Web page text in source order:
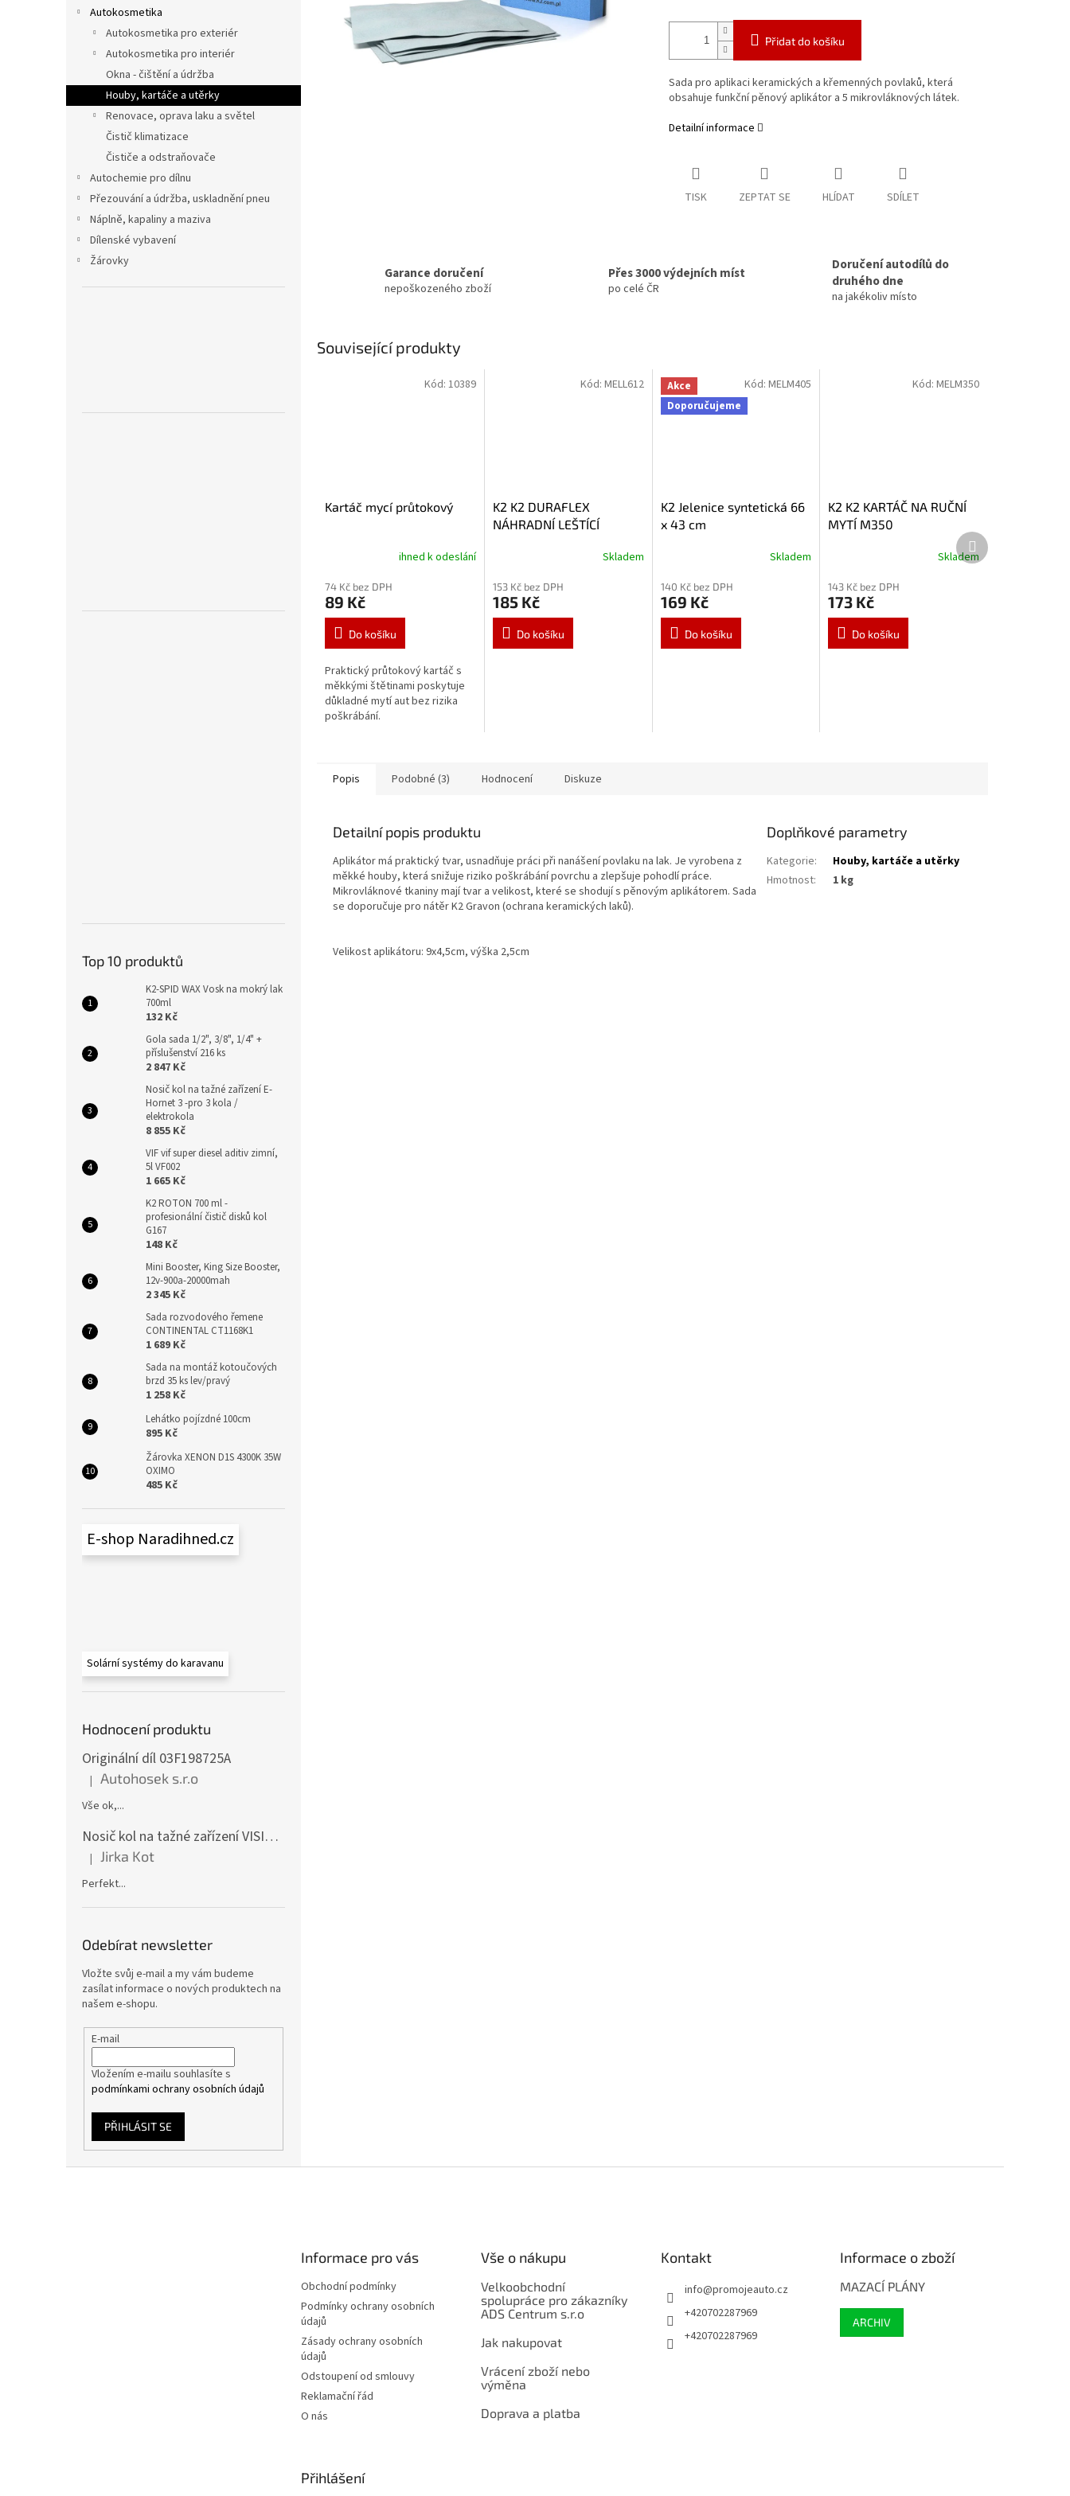
Autokosmetika
Autokosmetika pro exteriér
Autokosmetika pro interiér
Okna - čištění a údržba
Houby, kartáče a utěrky
Renovace, oprava laku a světel
Čistič klimatizace
Čističe a odstraňovače
Autochemie pro dílnu
Přezouvání a údržba, uskladnění pneu
Náplně, kapaliny a maziva
Dílenské vybavení
Žárovky
Top 10 produktů
K2-SPID WAX Vosk na mokrý lak
700ml
132 Kč
Gola sada 1/2", 3/8", 1/4" +
příslušenství 216 ks
2 847 Kč
Nosič kol na tažné zařízení E-
Hornet 3 -pro 3 kola /
elektrokola
8 855 Kč
VIF vif super diesel aditiv zimní,
5l VF002
1 665 Kč
K2 ROTON 700 ml -
profesionální čistič disků kol
G167
148 Kč
Mini Booster, King Size Booster,
12v-900a-20000mah
2 345 Kč
Sada rozvodového řemene
CONTINENTAL CT1168K1
1 689 Kč
Sada na montáž kotoučových
brzd 35 ks lev/pravý
1 258 Kč
Lehátko pojízdné 100cm
895 Kč
Žárovka XENON D1S 4300K 35W
OXIMO
485 Kč
E-shop Naradihned.cz
Solární systémy do karavanu
Hodnocení produktu
Originální díl 03F198725A
Hodnocení produktu je 5 z 5 hvězdiček.
| Autohosek s.r.o
Vše ok,...
Nosič kol na tažné zařízení VISION 4 - pro 4 kola CF19591-4EFA
Hodnocení produktu je 5 z 5 hvězdiček.
| Jirka Kot
Perfekt...
Odebírat newsletter
Vložte svůj e-mail a my vám budeme
zasílat informace o nových produktech na
našem e-shopu.
E-mail
Vložením e-mailu souhlasíte s
podmínkami ochrany osobních údajů
PŘIHLÁSIT SE
Přidat do košíku
Sada pro aplikaci keramických a křemenných povlaků, která
obsahuje funkční pěnový aplikátor a 5 mikrovláknových látek.
Detailní informace
TISK ZEPTAT SE HLÍDAT SDÍLET
Garance doručení
nepoškozeného zboží
Přes 3000 výdejních míst
po celé ČR
Doručení autodílů do
druhého dne
na jakékoliv místo
Související produkty
Kartáč mycí průtokový
ihned k odeslání
74 Kč bez DPH
89 Kč
Do košíku
Praktický průtokový kartáč s
měkkými štětinami poskytuje
důkladné mytí aut bez rizika
poškrábání.
Kód: 10389
K2 K2 DURAFLEX
NÁHRADNÍ LEŠTÍCÍ
Skladem
153 Kč bez DPH
185 Kč
Do košíku
Kód: MELL612
Akce
Doporučujeme
K2 Jelenice syntetická 66
x 43 cm
Skladem
140 Kč bez DPH
169 Kč
Do košíku
Kód:MELM405
K2 K2 KARTÁČ NA RUČNÍ
MYTÍ M350
Skladem
143 Kč bez DPH
173 Kč
Do košíku
Kód: MELM350
Další
produkt
Popis Podobné (3) Hodnocení Diskuze
Detailní popis produktu
Aplikátor má praktický tvar, usnadňuje práci při nanášení povlaku na lak. Je vyrobena z
měkké houby, která snižuje riziko poškrábání povrchu a zlepšuje pohodlí práce.
Mikrovláknové tkaniny mají tvar a velikost, které se shodují s pěnovým aplikátorem. Sada
se doporučuje pro nátěr K2 Gravon (ochrana keramických laků).
Velikost aplikátoru: 9x4,5cm, výška 2,5cm
Doplňkové parametry
Kategorie:
Houby, kartáče a utěrky
Hmotnost: 1 kg
Informace pro vás
Obchodní podmínky
Podmínky ochrany osobních
údajů
Zásady ochrany osobních
údajů
Odstoupení od smlouvy
Reklamační řád
O nás
Vše o nákupu
Velkoobchodní
spolupráce pro zákazníky
ADS Centrum s.r.o
Jak nakupovat
Vrácení zboží nebo
výměna
Doprava a platba
Kontakt
info@promojeauto.cz
+420702287969
+420702287969
Informace o zboží
MAZACÍ PLÁNY
ARCHIV
Přihlášení